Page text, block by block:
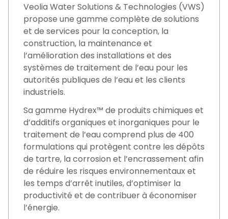
Veolia Water Solutions & Technologies (VWS)
propose une gamme complète de solutions
et de services pour la conception, la
construction, la maintenance et
l’amélioration des installations et des
systèmes de traitement de l’eau pour les
autorités publiques de l’eau et les clients
industriels.
Sa gamme Hydrex™ de produits chimiques et
d’additifs organiques et inorganiques pour le
traitement de l’eau comprend plus de 400
formulations qui protègent contre les dépôts
de tartre, la corrosion et l’encrassement afin
de réduire les risques environnementaux et
les temps d’arrêt inutiles, d’optimiser la
productivité et de contribuer à économiser
l’énergie.